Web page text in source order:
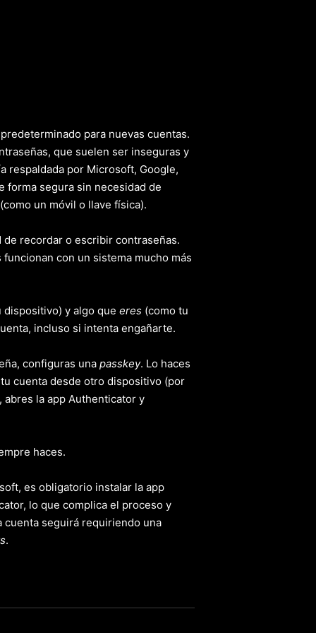
para nuevas cuentas.
que suelen ser inseguras y
respaldada por Microsoft, Google,
forma segura sin necesidad de
un móvil o llave física).
recordar o escribir contraseñas.
con un sistema mucho más
dispositivo) y algo que eres (como tu
incluso si intenta engañarte.
configuras una passkey. Lo haces
cuenta desde otro dispositivo (por
la app Authenticator y
haces.
es obligatorio instalar la app
lo que complica el proceso y
cuenta seguirá requiriendo una
.